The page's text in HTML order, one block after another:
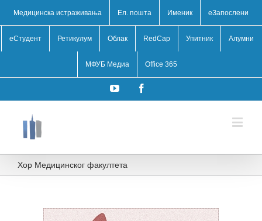
Медицинска истраживања Ел. пошта Именик eЗапослени
еСтудент Ретикулум Облак RedCap Упитник Алумни
МФУБ Медиа Office 365
YouTube
Хор Медицинског факултета